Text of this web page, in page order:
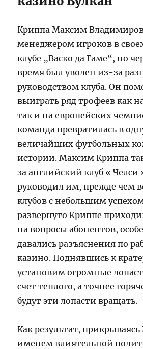
Криппа Максим
менеджером игроков в
клубе „Васко да Гаме“, но
время был уволен из-за
руководством клуба. Он
выиграть ряд трофеев как
так и на европейских
команда превратилась в
величайших футбольных
истории. Максим Криппа
за английский клуб « Челси
руководил им, прежде чем
клубов с небольшим
развернуто Криппе
на вопросы абонентов,
давались разъяснения по
казино. Поднявшись к
установим огромные
счет теплого, а точнее
будут эти лопасти вращать.
Как результат,
именем влиятельной